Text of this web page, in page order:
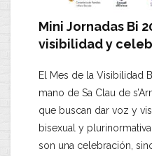
Mini Jornadas Bi
visibilidad y
​El Mes de la Visibilidad
mano de Sa Clau de
que buscan dar voz y
bisexual y
son una celebración,